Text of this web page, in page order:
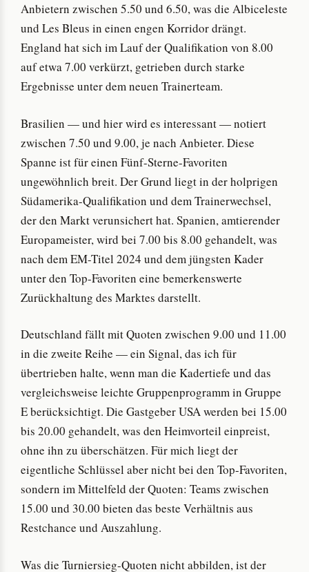
Anbietern zwischen 5.50 und 6.50, was die Albiceleste
und Les Bleus in einen engen Korridor drängt.
England hat sich im Lauf der Qualifikation von 8.00
auf etwa 7.00 verkürzt, getrieben durch starke
Ergebnisse unter dem neuen Trainerteam.
Brasilien — und hier wird es interessant — notiert
zwischen 7.50 und 9.00, je nach Anbieter. Diese
Spanne ist für einen Fünf-Sterne-Favoriten
ungewöhnlich breit. Der Grund liegt in der holprigen
Südamerika-Qualifikation und dem Trainerwechsel,
der den Markt verunsichert hat. Spanien, amtierender
Europameister, wird bei 7.00 bis 8.00 gehandelt, was
nach dem EM-Titel 2024 und dem jüngsten Kader
unter den Top-Favoriten eine bemerkenswerte
Zurückhaltung des Marktes darstellt.
Deutschland fällt mit Quoten zwischen 9.00 und 11.00
in die zweite Reihe — ein Signal, das ich für
übertrieben halte, wenn man die Kadertiefe und das
vergleichsweise leichte Gruppenprogramm in Gruppe
E berücksichtigt. Die Gastgeber USA werden bei 15.00
bis 20.00 gehandelt, was den Heimvorteil einpreist,
ohne ihn zu überschätzen. Für mich liegt der
eigentliche Schlüssel aber nicht bei den Top-Favoriten,
sondern im Mittelfeld der Quoten: Teams zwischen
15.00 und 30.00 bieten das beste Verhältnis aus
Restchance und Auszahlung.
Was die Turniersieg-Quoten nicht abbilden, ist der